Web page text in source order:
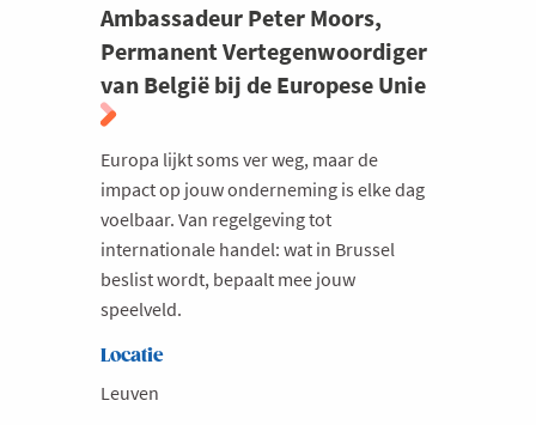
Ambassadeur Peter Moors,
Permanent Vertegenwoordiger
van België bij de Europese Unie
Europa lijkt soms ver weg, maar de
impact op jouw onderneming is elke dag
voelbaar. Van regelgeving tot
internationale handel: wat in Brussel
beslist wordt, bepaalt mee jouw
speelveld.
Locatie
Leuven